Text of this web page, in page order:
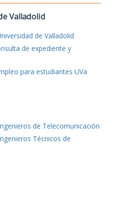
Valladolid
de Valladolid
de expediente y
para estudiantes UVa
de Telecomunicación
Técnicos de